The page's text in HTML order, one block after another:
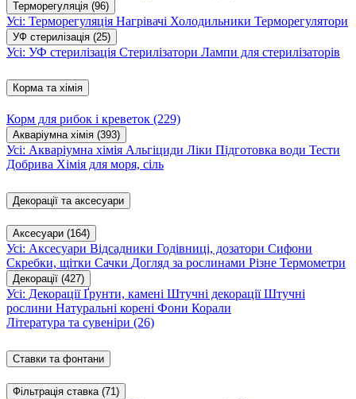
Терморегуляція (96)
Усі: Терморегуляція Нагрівачі Холодильники Терморегулятори
УФ стерилізація (25)
Усі: УФ стерилізація Стерилізатори Лампи для стерилізаторів
Корма та хімія
Корм для рибок і креветок (229)
Акваріумна хімія (393)
Усі: Акваріумна хімія Альгіциди Ліки Підготовка води Тести
Добрива Хімія для моря, сіль
Декорації та аксесуари
Аксесуари (164)
Усі: Аксесуари Відсадники Годівниці, дозатори Сифони
Скребки, щітки Сачки Догляд за рослинами Різне Термометри
Декорації (427)
Усі: ДекораціїҐрунти, камені Штучні декораціїШтучні
рослини Натуральні корені Фони Корали
Література та сувеніри (26)
Ставки та фонтани
Фільтрація ставка (71)